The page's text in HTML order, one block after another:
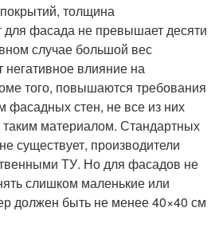
толщина
для фасада не превышает десяти
случае большой вес
негативное влияние на
того, повышаются требования
фасадных стен, не все из них
материалом. Стандартных
существует, производители
ТУ. Но для фасадов не
слишком маленькие или
должен быть не менее 40×40 см